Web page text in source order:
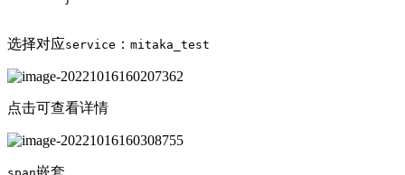
选择对应service ： mitaka_test
点击可查看详情
嵌套